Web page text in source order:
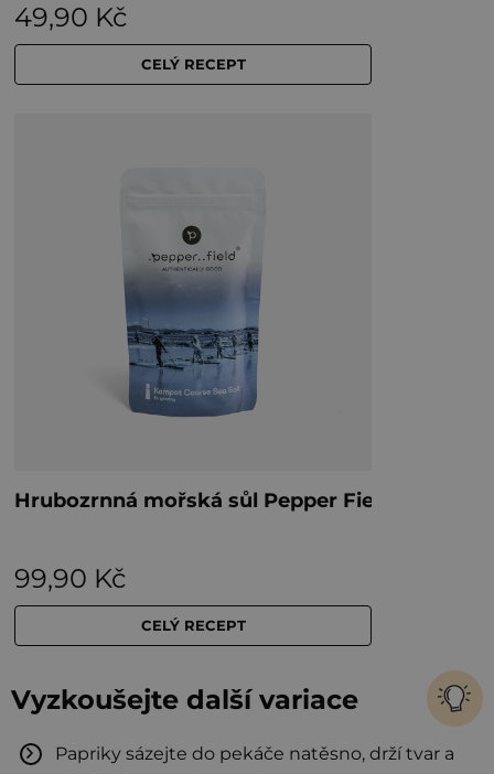
Vyzkoušejte další variace
Papriky sázejte do pekáče natěsno, drží tvar a